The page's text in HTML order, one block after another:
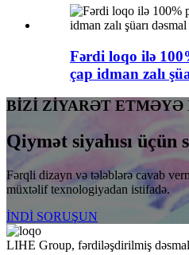
Fərdi loqo ilə
çap idman zalı
BİZİ ZİYARƏT ETMƏYƏ
Qiymət siyahısı üçün
Fərqli dizayn və tələblərə cavab
müxtəlif texnologiyadan istifadə.
İNDİ SORUŞUN
LIHE Group, fərdiləşdirilmiş dəsmal